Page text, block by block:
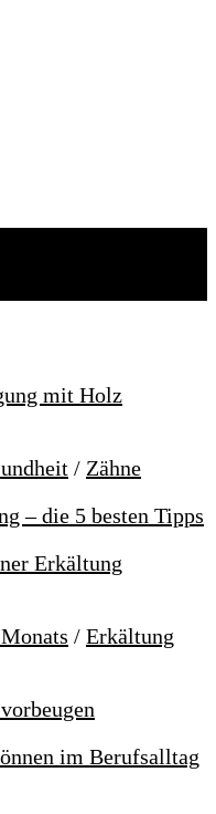
/ Zähne
– die 5 besten Tipps
/ Erkältung